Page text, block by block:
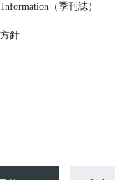
Information（季刊誌）
針